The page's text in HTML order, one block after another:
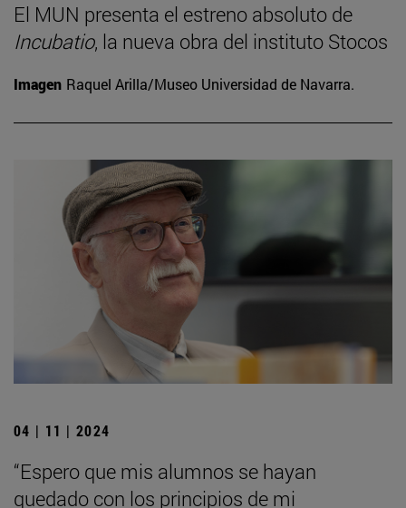
El MUN presenta el estreno absoluto de
Incubatio, la nueva obra del instituto Stocos
Imagen Raquel Arilla/Museo Universidad de Navarra.
04 | 11 | 2024
“Espero que mis alumnos se hayan
quedado con los principios de mi